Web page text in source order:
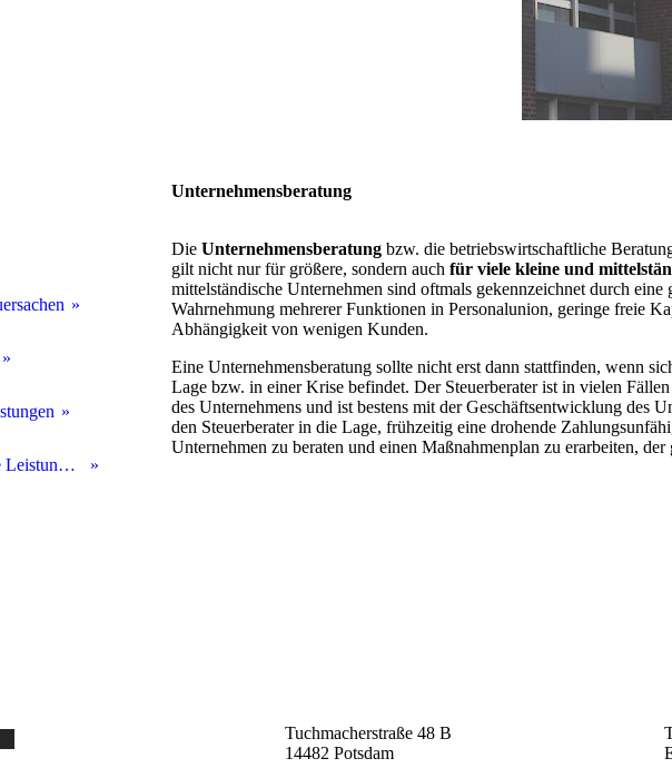
beratung
Unternehmensberatung
Die Unternehmensberatung bzw. die betriebswirtschaftliche
gilt nicht nur für größere, sondern auch für viele kleine und
mittelständische Unternehmen sind oftmals gekennzeichnet durch
Wahrnehmung mehrerer Funktionen in Personalunion, geringe freie
Abhängigkeit von wenigen Kunden.
Eine Unternehmensberatung sollte nicht erst dann stattfinden, wenn
Lage bzw. in einer Krise befindet. Der Steuerberater ist in vielen
des Unternehmens und ist bestens mit der Geschäftsentwicklung des
den Steuerberater in die Lage, frühzeitig eine drohende
Unternehmen zu beraten und einen Maßnahmenplan zu erarbeiten,
Tuchmacherstraße 48 B
14482 Potsdam